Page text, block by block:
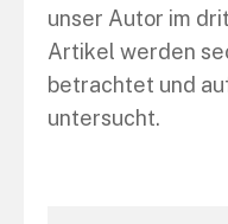
unser Autor im
Artikel werden
betrachtet und
untersucht.